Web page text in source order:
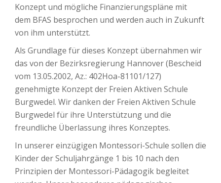
Konzept und mögliche Finanzierungspläne mit
dem BFAS besprochen und werden auch in Zukunft
von ihm unterstützt.
Als Grundlage für dieses Konzept übernahmen wir
das von der Bezirksregierung Hannover (Bescheid
vom 13.05.2002, Az.: 402Hoa-81101/127)
genehmigte Konzept der Freien Aktiven Schule
Burgwedel. Wir danken der Freien Aktiven Schule
Burgwedel für ihre Unterstützung und die
freundliche Überlassung ihres Konzeptes.
In unserer einzügigen Montessori-Schule sollen die
Kinder der Schuljahrgänge 1 bis 10 nach den
Prinzipien der Montessori-Pädagogik begleitet